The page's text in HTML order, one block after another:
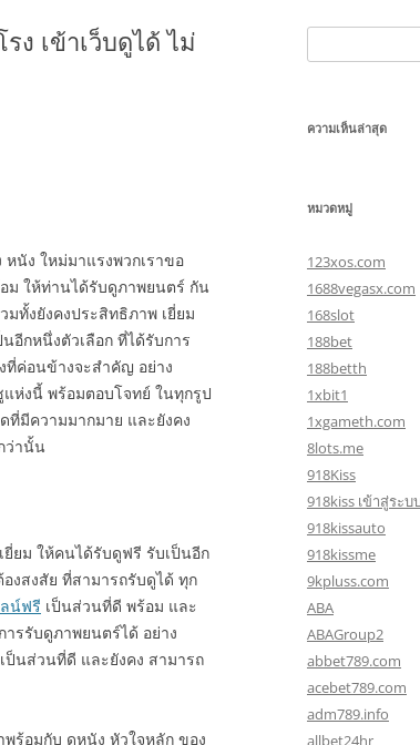
ง เข้าเว็บดูได้ ไม่
นัง ใหม่มาแรงพวกเราขอ
อม ให้ท่านได้รับดูภาพยนตร์ กัน
ทั้งยังคงประสิทธิภาพ เยี่ยม
อีกหนึ่งตัวเลือก ที่ได้รับการ
ที่ค่อนข้างจะสำคัญ อย่าง
ห่งนี้ พร้อมตอบโจทย์ ในทุกรูป
มีความมากมาย และยังคง
ว่านั้น
ยี่ยม ให้คนได้รับดูฟรี รับเป็นอีก
งสงสัย ที่สามารถรับดูได้ ทุก
น์ฟรี เป็นส่วนที่ดี พร้อม และ
รรับดูภาพยนตร์ได้ อย่าง
นส่วนที่ดี และยังคง สามารถ
ร้อมกับ ดูหนัง หัวใจหลัก ของ
สำหรับ:
ความเห็นล่าสุด
หมวดหมู่
123xos.com
1688vegasx.com
168slot
188bet
188betth
1xbit1
1xgameth.com
8lots.me
918Kiss
918kiss เข้าสู่ระบ
918kissauto
918kissme
9kpluss.com
ABA
ABAGroup2
abbet789.com
acebet789.com
adm789.info
allbet24hr